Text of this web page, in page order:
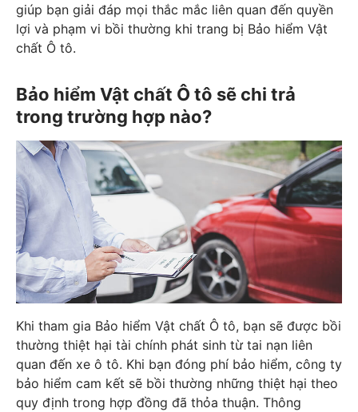
giúp bạn giải đáp mọi thắc mắc liên quan đến quyền
lợi và phạm vi bồi thường khi trang bị Bảo hiểm Vật
chất Ô tô.
Bảo hiểm Vật chất Ô tô sẽ chi trả
trong trường hợp nào?
Khi tham gia Bảo hiểm Vật chất Ô tô, bạn sẽ được bồi
thường thiệt hại tài chính phát sinh từ tai nạn liên
quan đến xe ô tô. Khi bạn đóng phí bảo hiểm, công ty
bảo hiểm cam kết sẽ bồi thường những thiệt hại theo
quy định trong hợp đồng đã thỏa thuận. Thông